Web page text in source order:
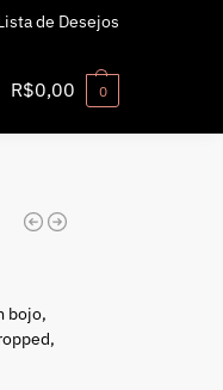
de Desejos
R$0,00 0
bojo,